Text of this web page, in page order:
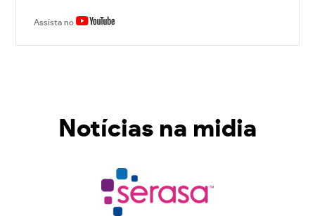
Assista no
Notícias na midia